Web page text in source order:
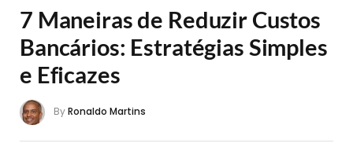
7 Maneiras de Reduzir Custos
Bancários: Estratégias Simples
e Eficazes
ByRonaldo Martins